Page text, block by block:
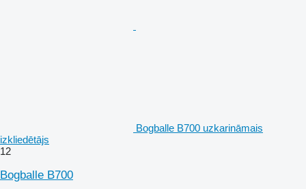
Bogballe B700 uzkarināmais
izkliedētājs
12
Bogballe B700